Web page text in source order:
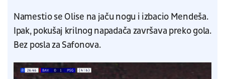
Namestio se Olise na jaču nogu i izbacio Mendeša.
Ipak, pokušaj krilnog napadača završava preko gola.
Bez posla za Safonova.